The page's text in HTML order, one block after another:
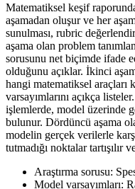
Matematiksel keşif
aşamadan oluşur ve her
sunulması, rubric
aşama olan problem
sorusunu net biçimde ifade
olduğunu açıklar. İkinci
hangi matematiksel araçları
varsayımlarını açıkça
işlemlerde, model üzerinde
bulunur. Dördüncü aşama
modelin gerçek verilerle
tutmadığı noktalar
Araştırma sorusu:
Model varsayımları: